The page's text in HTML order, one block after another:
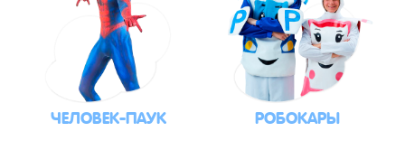
ЧЕЛОВЕК-ПАУК РОБОКАРЫ